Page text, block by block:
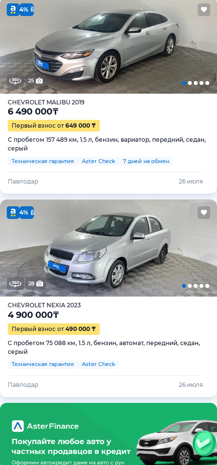
4%
25
CHEVROLET MALIBU 2019
6 490 000₸
Первый взнос от 649 000 ₸
С пробегом 157 489 км, 1.5 л, бензин, вариатор, передний, седан,
серый
Техническая гарантия Aster Check 7 дней на обмен
Павлодар 26 июля
4%
28
CHEVROLET NEXIA 2023
4 900 000₸
Первый взнос от 490 000 ₸
С пробегом 75 088 км, 1.5 л, бензин, автомат, передний, седан,
серый
Техническая гарантия Aster Check
Павлодар 26 июля